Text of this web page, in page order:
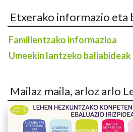
Etxerako informazio eta
Familientzako informazioa
Umeekin lantzeko baliabideak
Mailaz maila, arloz arlo